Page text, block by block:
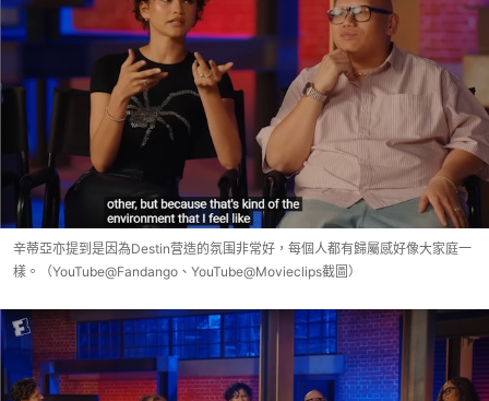
辛蒂亞亦提到是因為Destin营造的氛围非常好，每個人都有歸屬感好像大家庭一
樣。（YouTube@Fandango、YouTube@Movieclips截圖）